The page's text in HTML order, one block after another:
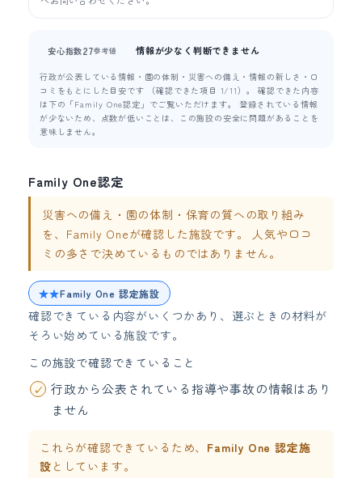
安心指数27参考値 情報が少なく判断できません
行政が公表している情報・園の体制・災害への備え・情報の新しさ・口
コミをもとにした目安です （確認できた項目 1/11）。 確認できた内容
は下の「Family One認定」でご覧いただけます。 登録されている情報
が少ないため、点数が低いことは、この施設の安全に問題があることを
意味しません。
Family One認定
災害への備え・園の体制・保育の質への取り組み
を、Family Oneが確認した施設です。 人気や口コ
ミの多さで決めているものではありません。
★★Family One 認定施設
確認できている内容がいくつかあり、選ぶときの材料が
そろい始めている施設です。
この施設で確認できていること
行政から公表されている指導や事故の情報はあり
ません
これらが確認できているため、 Family One 認定施
設 としています。